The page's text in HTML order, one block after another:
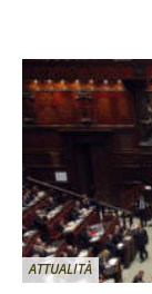
ATTUALITÀ